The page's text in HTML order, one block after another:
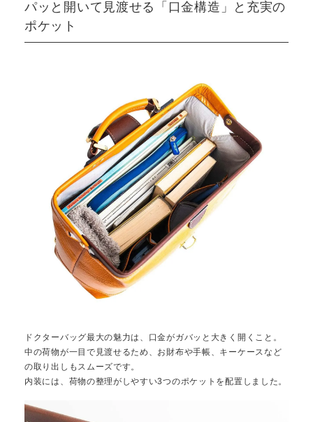
パッと開いて見渡せる「口金構造」と充実の
ポケット
ドクターバッグ最大の魅力は、口金がガバッと大きく開くこと。
中の荷物が一目で見渡せるため、お財布や手帳、キーケースなど
の取り出しもスムーズです。
内装には、荷物の整理がしやすい3つのポケットを配置しました。